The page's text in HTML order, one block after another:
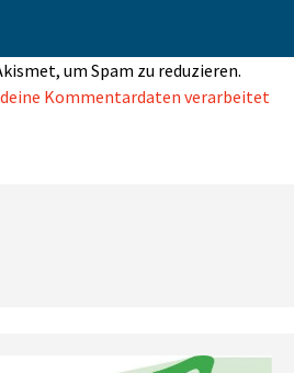
um Spam zu reduzieren.
Kommentardaten verarbeitet